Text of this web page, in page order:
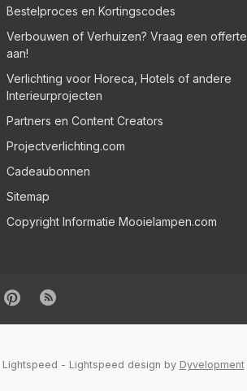
Bestelproces en Kortingscodes
Verbouwen of Verhuizen? Vraag een offerte
aan!
Verlichting voor Horeca, Hotels of andere
Interieurprojecten
Partners en Content Creators
Projectverlichting.com
Cadeaubonnen
Sitemap
Copyright Informatie Mooielampen.com
Lightspeed - Lightspeed design by Dyvelopment